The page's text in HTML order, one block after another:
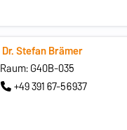
Dr. Stefan Brämer
Raum: G40B-035
+49 391 67-56937